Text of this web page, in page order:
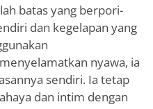
batas yang berpori-
dan kegelapan yang
nyawa, ia
sendiri. Ia tetap
dan intim dengan